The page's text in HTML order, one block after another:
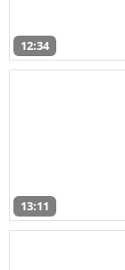
12:34
13:11